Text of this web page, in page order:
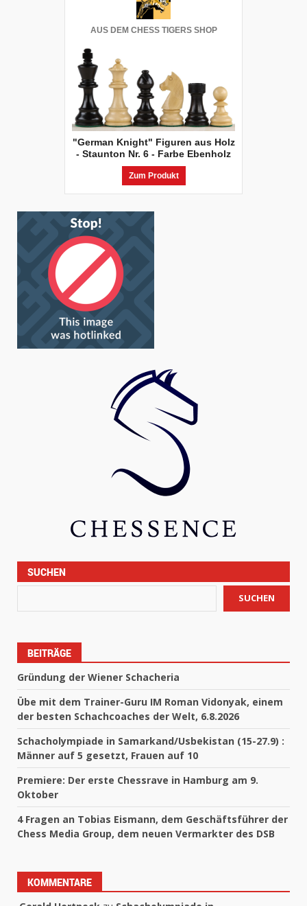
AUS DEM CHESS TIGERS SHOP
"German Knight" Figuren aus Holz
- Staunton Nr. 6 - Farbe Ebenholz
Zum Produkt
SUCHEN
SUCHEN
BEITRÄGE
Gründung der Wiener Schacheria
Übe mit dem Trainer-Guru IM Roman Vidonyak, einem
der besten Schachcoaches der Welt, 6.8.2026
Schacholympiade in Samarkand/Usbekistan (15-27.9) :
Männer auf 5 gesetzt, Frauen auf 10
Premiere: Der erste Chessrave in Hamburg am 9.
Oktober
4 Fragen an Tobias Eismann, dem Geschäftsführer der
Chess Media Group, dem neuen Vermarkter des DSB
KOMMENTARE